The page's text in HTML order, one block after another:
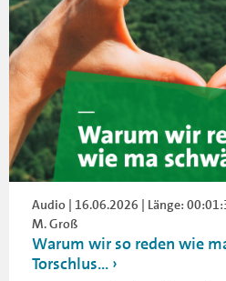
Audio | 16.06.2026 | Länge:
M. Groß
Warum wir so reden wie
Torschlus...